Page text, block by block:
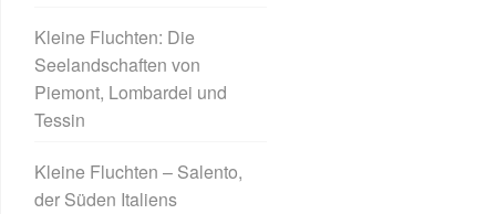
Kleine Fluchten: Die
Seelandschaften von
Piemont, Lombardei und
Tessin
Kleine Fluchten – Salento,
der Süden Italiens